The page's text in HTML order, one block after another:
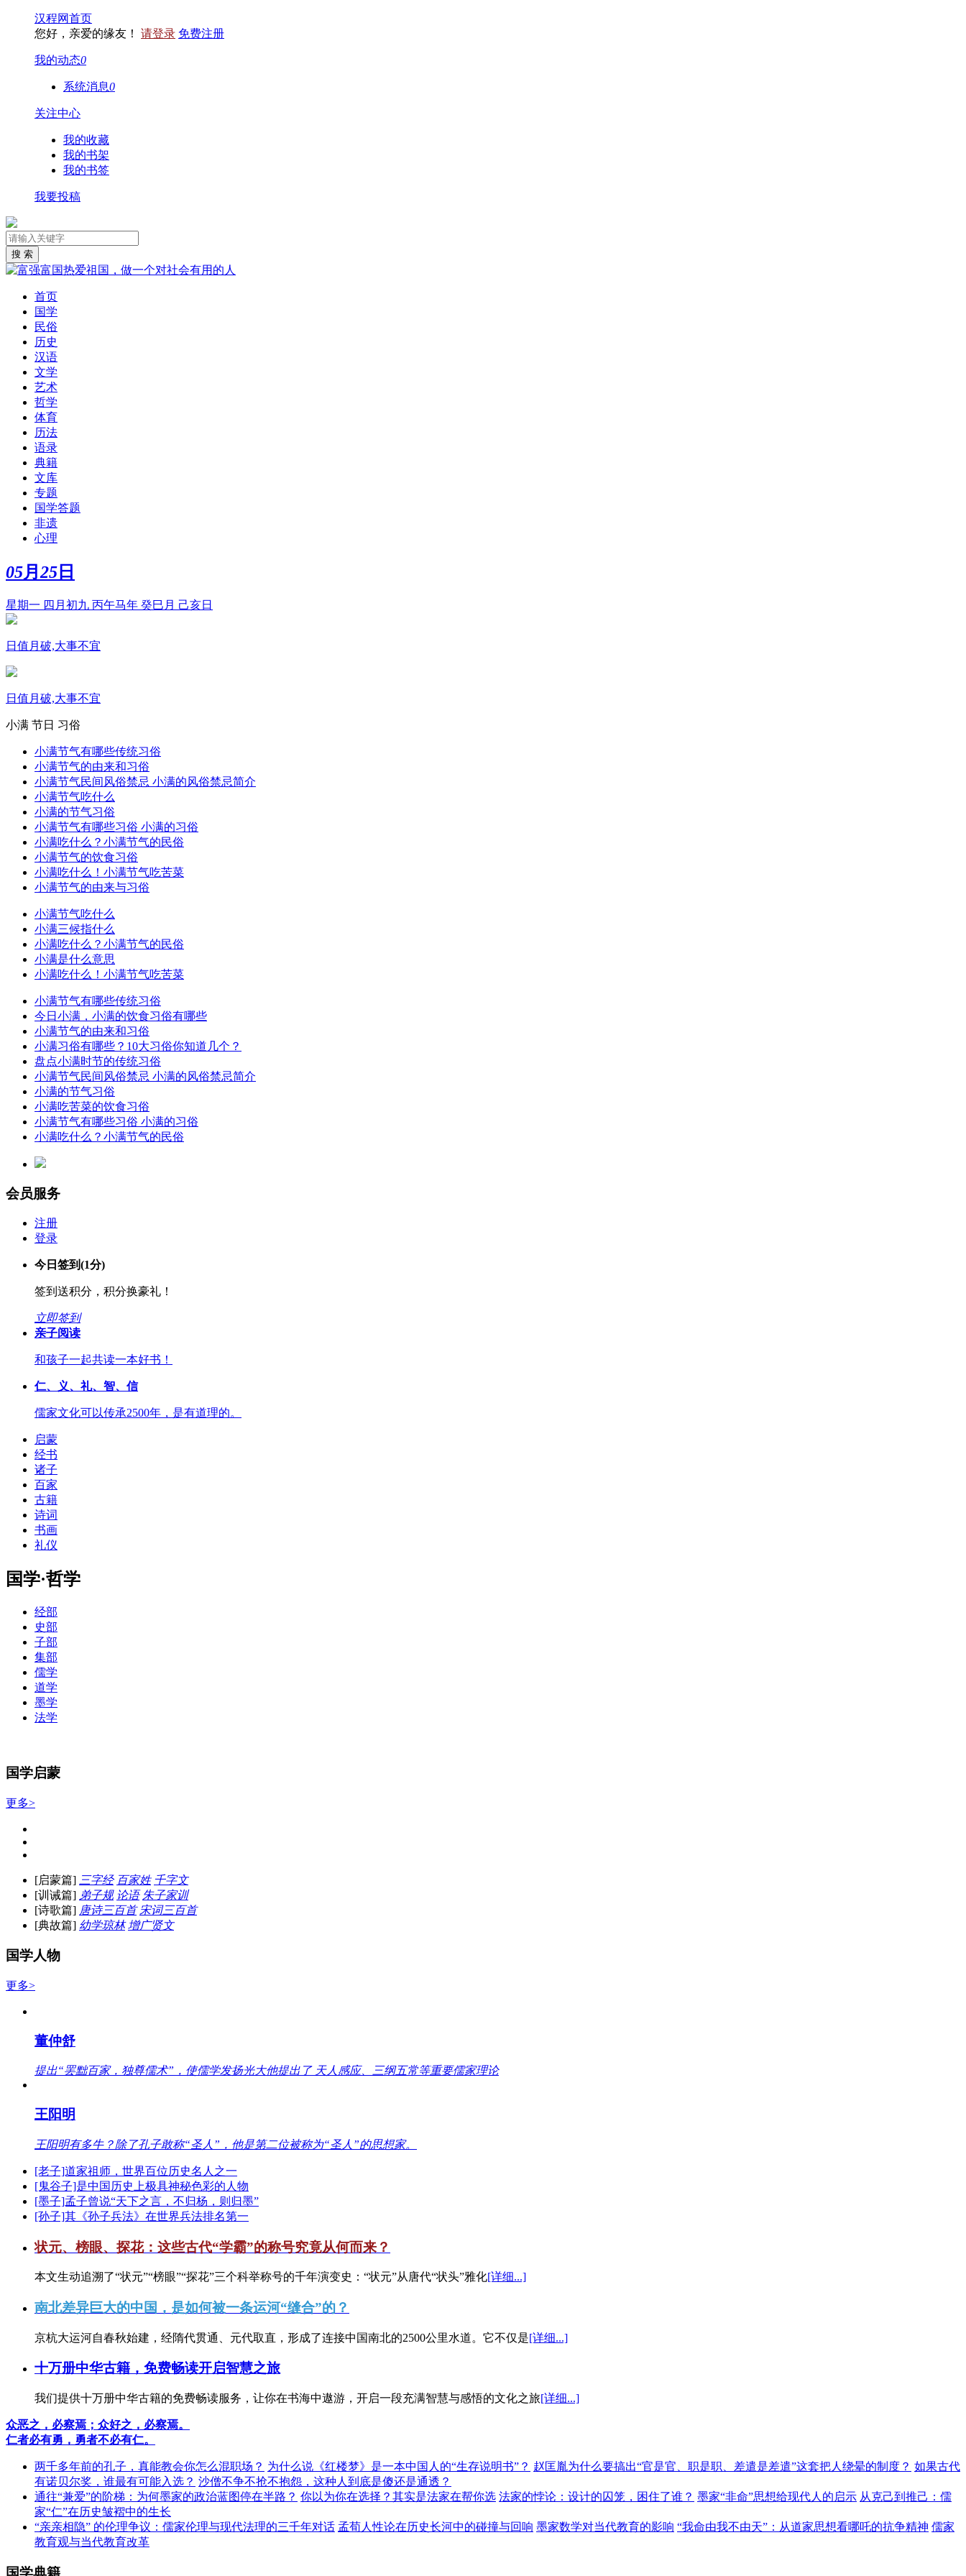
汉程网首页
您好，亲爱的缘友！ 请登录 免费注册
我的动态0
系统消息0
关注中心
我的收藏
我的书架
我的书签
我要投稿
首页
国学
民俗
历史
汉语
文学
艺术
哲学
体育
历法
语录
典籍
文库
专题
国学答题
非遗
心理
05月 25 日
星期一 四月初九 丙午马年 癸巳月 己亥日
日值月破,大事不宜
日值月破,大事不宜
小满 节日 习俗
小满节气有哪些传统习俗
小满节气的由来和习俗
小满节气民间风俗禁忌 小满的风俗禁忌简介
小满节气吃什么
小满的节气习俗
小满节气有哪些习俗 小满的习俗
小满吃什么？小满节气的民俗
小满节气的饮食习俗
小满吃什么！小满节气吃苦菜
小满节气的由来与习俗
小满节气吃什么
小满三候指什么
小满吃什么？小满节气的民俗
小满是什么意思
小满吃什么！小满节气吃苦菜
小满节气有哪些传统习俗
今日小满，小满的饮食习俗有哪些
小满节气的由来和习俗
小满习俗有哪些？10大习俗你知道几个？
盘点小满时节的传统习俗
小满节气民间风俗禁忌 小满的风俗禁忌简介
小满的节气习俗
小满吃苦菜的饮食习俗
小满节气有哪些习俗 小满的习俗
小满吃什么？小满节气的民俗
会员服务
注册
登录
今日签到(1分)
签到送积分，积分换豪礼！
立即签到
亲子阅读
和孩子一起共读一本好书！
仁、义、礼、智、信
儒家文化可以传承2500年，是有道理的。
启蒙
经书
诸子
百家
古籍
诗词
书画
礼仪
国学·哲学
经部
史部
子部
集部
儒学
道学
墨学
法学
国学启蒙
更多>
[启蒙篇] 三字经 百家姓 千字文
[训诫篇] 弟子规 论语 朱子家训
[诗歌篇] 唐诗三百首 宋词三百首
[典故篇] 幼学琼林 增广贤文
国学人物
更多>
董仲舒
提出“罢黜百家，独尊儒术”，使儒学发扬光大他提出了 天人感应、三纲五常等重要儒家理论
王阳明
王阳明有多牛？除了孔子敢称“圣人”，他是第二位被称为“圣人”的思想家。
[老子]道家祖师，世界百位历史名人之一
[鬼谷子]是中国历史上极具神秘色彩的人物
[墨子]孟子曾说“天下之言，不归杨，则归墨”
[孙子]其《孙子兵法》在世界兵法排名第一
状元、榜眼、探花：这些古代“学霸”的称号究竟从何而来？
本文生动追溯了“状元”“榜眼”“探花”三个科举称号的千年演变史：“状元”从唐代“状头”雅化[详细...]
南北差异巨大的中国，是如何被一条运河“缝合”的？
京杭大运河自春秋始建，经隋代贯通、元代取直，形成了连接中国南北的2500公里水道。它不仅是[详细...]
十万册中华古籍，免费畅读开启智慧之旅
我们提供十万册中华古籍的免费畅读服务，让你在书海中遨游，开启一段充满智慧与感悟的文化之旅[详细...]
众恶之，必察焉；众好之，必察焉。
仁者必有勇，勇者不必有仁。
两千多年前的孔子，真能教会你怎么混职场？ 为什么说《红楼梦》是一本中国人的“生存说明书”？ 赵匡胤为什么要搞出“官是官、职是职、差遣是差遣”这套把人绕晕的制度？ 如果古代
有诺贝尔奖，谁最有可能入选？ 沙僧不争不抢不抱怨，这种人到底是傻还是通透？
通往“兼爱”的阶梯：为何墨家的政治蓝图停在半路？ 你以为你在选择？其实是法家在帮你选 法家的悖论：设计的囚笼，困住了谁？ 墨家“非命”思想给现代人的启示 从克己到推己：儒
家“仁”在历史皱褶中的生长
“亲亲相隐” 的伦理争议：儒家伦理与现代法理的三千年对话 孟荀人性论在历史长河中的碰撞与回响 墨家数学对当代教育的影响 “我命由我不由天”：从道家思想看哪吒的抗争精神 儒家
教育观与当代教育改革
国学典籍